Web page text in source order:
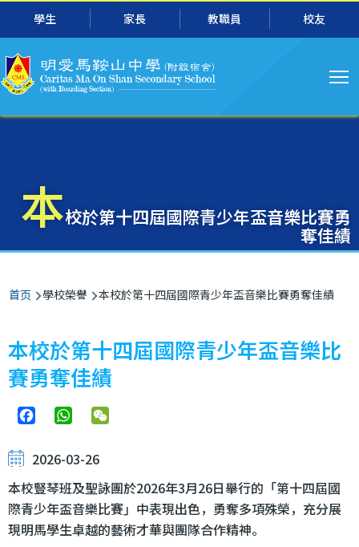
跳转到主要内容
學生 家長 教職員 校友
导
航
本校於第十四屆國際青少年盃音樂比賽勇
奪佳績
面
包
屑
首页 學校榮譽 本校於第十四屆國際青少年盃音樂比賽勇奪佳績
本校於第十四屆國際青少年盃音樂比
賽勇奪佳績
FacebookWhatsApp
2026-03-26
本校豎琴班及聖詠團於2026年3月26日舉行的「第十四屆國
際青少年盃音樂比賽」中表現出色，勇奪多項殊榮，充分展
現明馬學生卓越的藝術才華與團隊合作精神。